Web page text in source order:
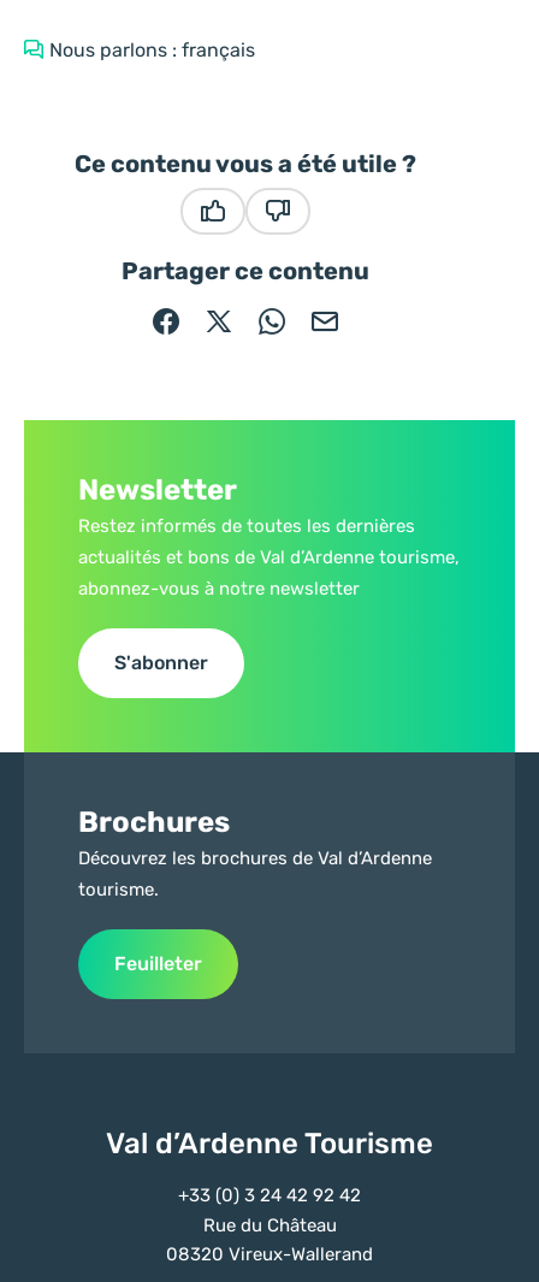
Nous parlons : français
Ce contenu vous a été utile ?
Partager ce contenu
Partager sur Facebook (nouvelle fenêtre)
Partager sur X / Twitter (nouvelle
Partager sur WhatsApp
Partager par mail
Newsletter
Restez informés de toutes les dernières
actualités et bons de Val d’Ardenne tourisme,
abonnez-vous à notre newsletter
S'abonner
Brochures
Découvrez les brochures de Val d’Ardenne
tourisme.
Feuilleter
Val d’Ardenne Tourisme
+33 (0) 3 24 42 92 42
Rue du Château
08320 Vireux-Wallerand